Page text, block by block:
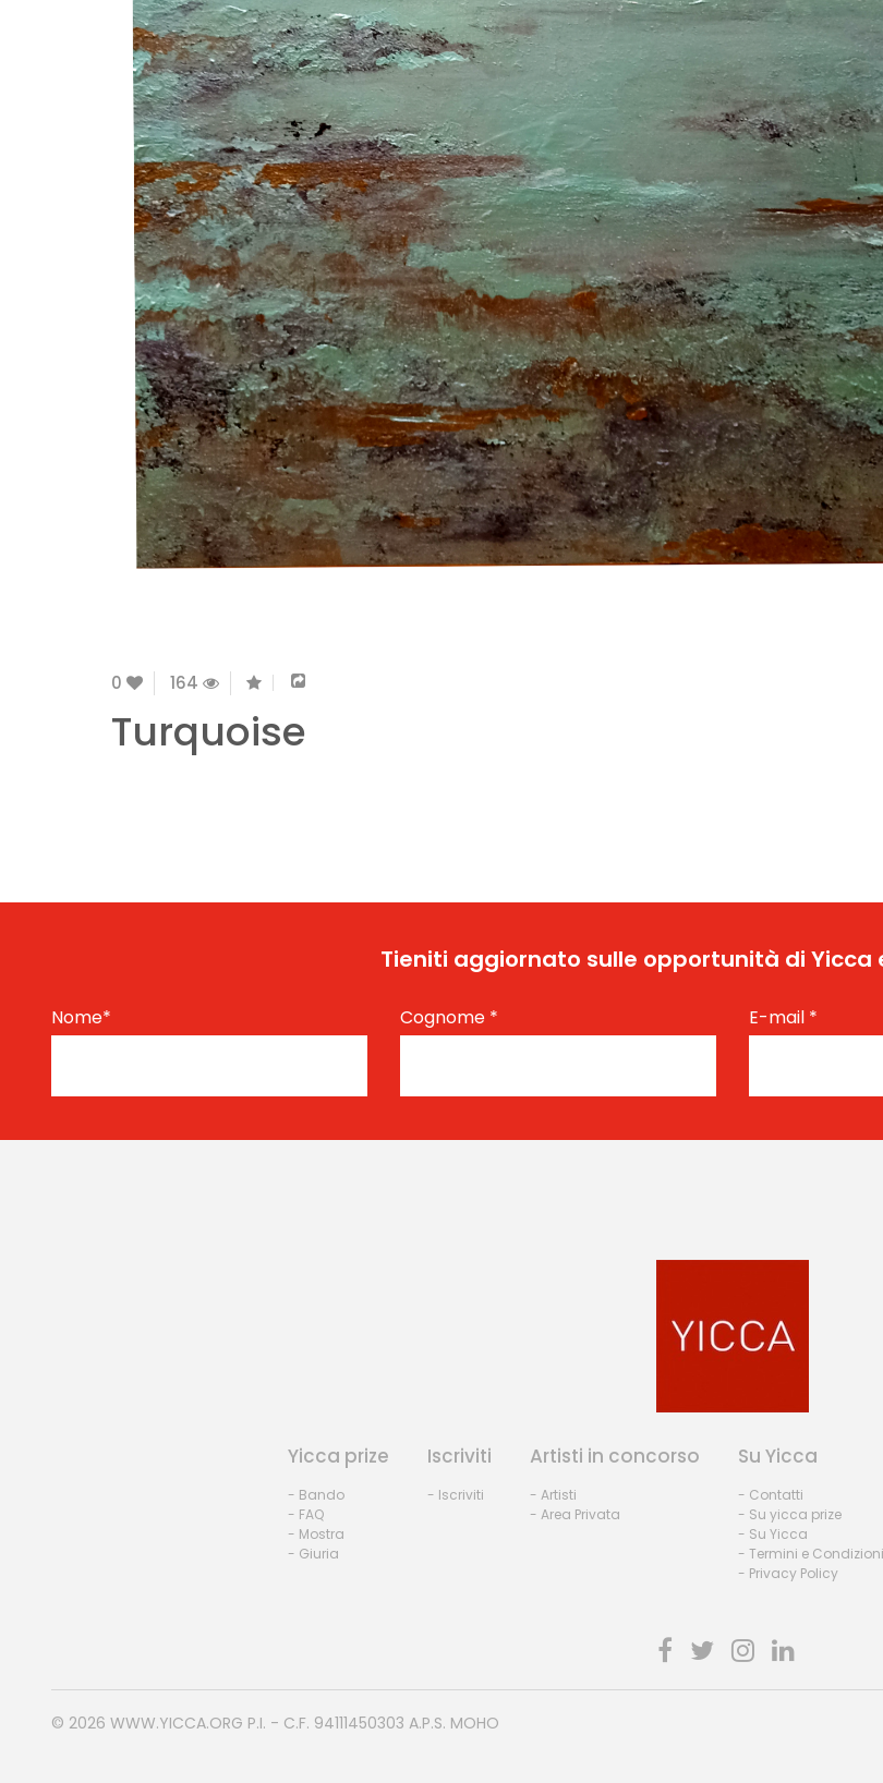
0 164
Turquoise
Tieniti aggiornato sulle opportunità di Yicca
Nome* Cognome * E-mail *
Yicca prize
- Bando
- FAQ
- Mostra
- Giuria
Iscriviti
- Iscriviti
Artisti in concorso
- Artisti
- Area Privata
Su Yicca
- Contatti
- Su yicca prize
- Su Yicca
- Termini e Condizioni
- Privacy Policy
© 2026 WWW.YICCA.ORG P.I. - C.F. 94111450303 A.P.S. MOHO